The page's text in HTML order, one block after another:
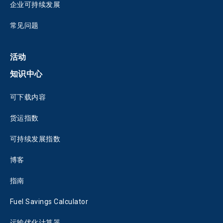
企业可持续发展
常见问题
活动
知识中心
可下载内容
货运指数
可持续发展指数
博客
指南
Fuel Savings Calculator